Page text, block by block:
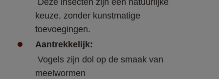
keuze, zonder kunstmatige
toevoegingen.
Aantrekkelijk:
meelwormen